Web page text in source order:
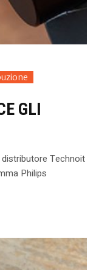
GLI
Technoit
Philips